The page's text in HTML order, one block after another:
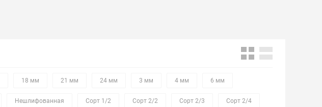
18 мм 21 мм 24 мм 3 мм 4 мм 6 мм
Нешлифованная Сорт 1/2 Сорт 2/2 Сорт 2/3 Сорт 2/4